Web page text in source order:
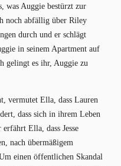
was Auggie bestürzt zur
noch abfällig über Riley
durch und er schlägt
in seinem Apartment auf
gelingt es ihr, Auggie zu
vermutet Ella, dass Lauren
dass sich in ihrem Leben
Ella, dass Jesse
nach übermäßigem
einen öffentlichen Skandal